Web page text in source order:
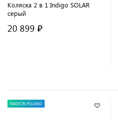
Коляска 2 в 1 Indigo SOLAR
серый
20 899 ₽
MADE IN POLAND